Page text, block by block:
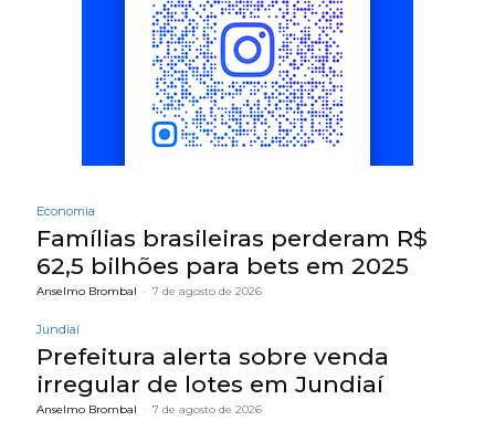
Economia
Famílias brasileiras perderam R$
62,5 bilhões para bets em 2025
Anselmo Brombal - 7 de agosto de 2026
Jundiaí
Prefeitura alerta sobre venda
irregular de lotes em Jundiaí
Anselmo Brombal - 7 de agosto de 2026